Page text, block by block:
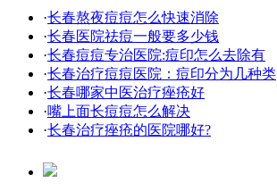
·长春熬夜痘痘怎么快速消除
·长春医院祛痘一般要多少钱
·长春痘痘专治医院:痘印怎么去除有
·长春治疗痘痘医院：痘印分为几种类
·长春哪家中医治疗痤疮好
·嘴上面长痘痘怎么解决
·长春治疗痤疮的医院哪好?